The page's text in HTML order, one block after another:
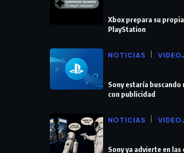
Xbox prepara su
PlayStation
NOTICIAS
Sony estaría
con publicidad
NOTICIAS
Sony ya advierte en